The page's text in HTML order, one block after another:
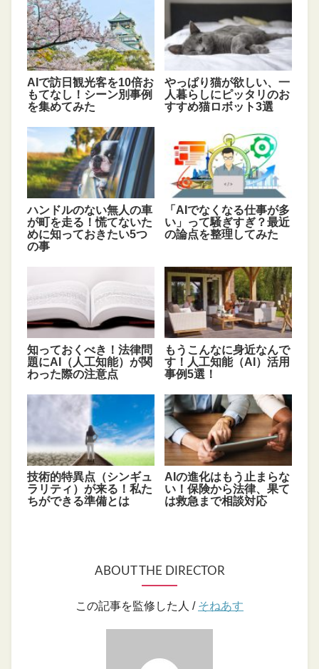
AIで訪日観光客を10倍お
もてなし！シーン別事例
を集めてみた
やっぱり猫が欲しい、一
人暮らしにピッタリのお
すすめ猫ロボット3選
ハンドルのない無人の車
が町を走る！慌てないた
めに知っておきたい5つ
の事
「AIでなくなる仕事が多
い」って騒ぎすぎ？最近
の論点を整理してみた
知っておくべき！法律問
題にAI（人工知能）が関
わった際の注意点
もうこんなに身近なんで
す！人工知能（AI）活用
事例5選！
技術的特異点（シンギュ
ラリティ）が来る！私た
ちができる準備とは
AIの進化はもう止まらな
い！保険から法律、果て
は救急まで相談対応
ABOUT THE DIRECTOR
この記事を監修した人 / そねあす